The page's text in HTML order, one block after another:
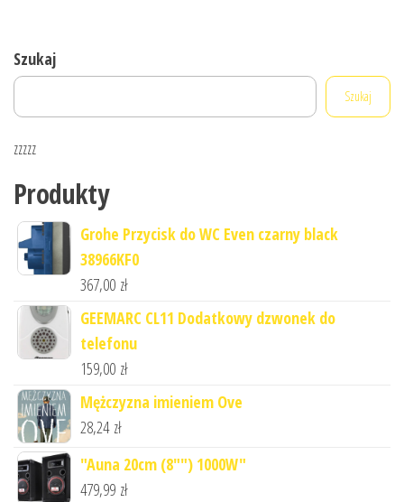
Szukaj
Szukaj
zzzzz
Produkty
Grohe Przycisk do WC Even czarny black
38966KF0
367,00 zł
GEEMARC CL11 Dodatkowy dzwonek do
telefonu
159,00 zł
Mężczyzna imieniem Ove
28,24 zł
"Auna 20cm (8"") 1000W"
479,99 zł